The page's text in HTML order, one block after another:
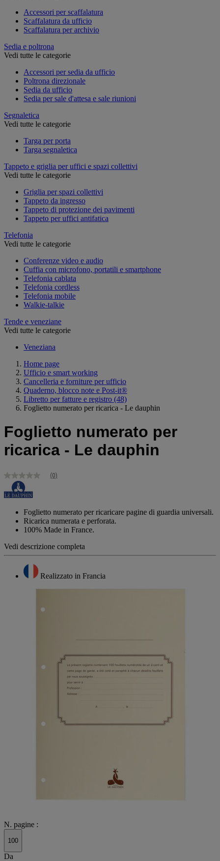
Accessori per scaffalatura
Scaffalatura da ufficio
Scaffalatura per archivio
Sedia e poltrona
Vedi tutte le categorie
Accessori per sedia da ufficio
Poltrona direzionale
Sedia da ufficio
Sedia per sale d'attesa e sale riunioni
Segnaletica
Vedi tutte le categorie
Targa per porta
Targa segnaletica
Tappeto e griglia per uffici e spazi collettivi
Vedi tutte le categorie
Griglia per spazi collettivi
Tappeto da ingresso
Tappeto di protezione dei pavimenti
Tappeto per uffici antifatica
Telefonia
Vedi tutte le categorie
Conferenze video e audio
Cuffia con microfono, portatili e smartphone
Telefonia cablata
Telefonia cordless
Telefonia mobile
Walkie-talkie
Tende e veneziane
Vedi tutte le categorie
Veneziana
Home page
Ufficio e smart working
Cancelleria e forniture per ufficio
Quaderno, blocco note e Post-it®
Libretto per fatture e registro (48)
Foglietto numerato per ricarica - Le dauphin
Foglietto numerato per
ricarica - Le dauphin
Nessuna
valutazione
Stesso
pagina.
(0)
Foglietto numerato per ricaricare pagine di guardia universali.
Ricarica numerata e perforata.
100% Made in France.
Vedi descrizione completa
Realizzato in Francia
N. pagine :
100
Da